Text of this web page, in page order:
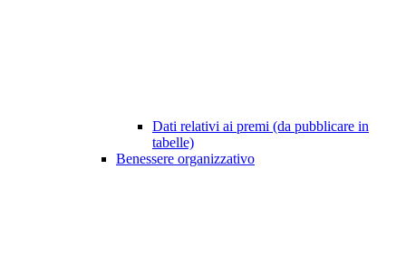
Dati relativi ai premi (da pubblicare in
tabelle)
Benessere organizzativo